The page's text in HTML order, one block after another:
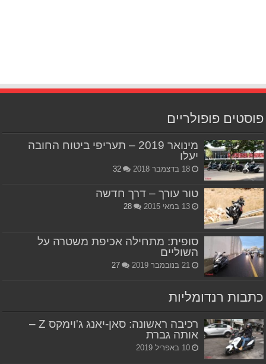
פוסטים פופולריים
מינואר 2019 – תעריפי ביטוח החובה
יעלו
18 בדצמבר 2018 32
טור עורך – דרך חדשה
13 במאי 2015 28
סופית: מתחילה אכיפת משטרה על
השוליים
21 בנובמבר 2019 27
כתבות רנדומליות
רכיבה ראשונה: סאן-יאנג ג'וימקס Z –
אותה גברת
10 באפריל 2019